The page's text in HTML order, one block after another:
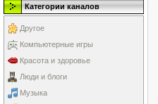
Категории каналов
Другое
Компьютерные игры
Красота и здоровье
Люди и блоги
Музыка